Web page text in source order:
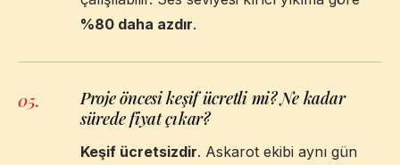
%80 daha azdır.
05.
Proje öncesi keşif ücretli mi? Ne kadar
sürede fiyat çıkar?
Keşif ücretsizdir. Askarot ekibi aynı gün